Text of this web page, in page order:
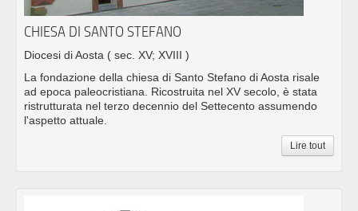
CHIESA DI SANTO STEFANO
Diocesi di Aosta ( sec. XV; XVIII )
La fondazione della chiesa di Santo Stefano di Aosta risale
ad epoca paleocristiana. Ricostruita nel XV secolo, è stata
ristrutturata nel terzo decennio del Settecento assumendo
l'aspetto attuale.
Lire tout